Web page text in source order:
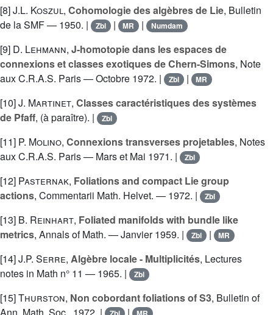
[8]J.L. Koszul, Cohomologie des algèbres de Lie, Bulletin
de la SMF — 1950. |
Zbl | MR | Numdam
[9] D. Lehmann, J-homotopie dans les espaces de
connexions et classes exotiques de Chern-Simons, Note
aux C.R.A.S. Paris — Octobre 1972. |
Zbl | MR
[10]J. Martinet, Classes caractéristiques des systèmes
de Pfaff, (à paraître). | Zbl
[11] P. Molino, Connexions transverses projetables, Notes
aux C.R.A.S. Paris — Mars et Mai 1971. |
Zbl
[12] Pasternak, Foliations and compact Lie group
actions, Commentarii Math. Helvet. — 1972. | Zbl
[13] B. Reinhart, Foliated manifolds with bundle like
metrics, Annals of Math. — Janvier 1959. | Zbl | MR
[14]J.P. Serre, Algèbre locale - Multiplicités, Lectures
notes in Math n° 11 — 1965. |
Zbl
[15]Thurston, Non cobordant foliations of S3, Bulletin of